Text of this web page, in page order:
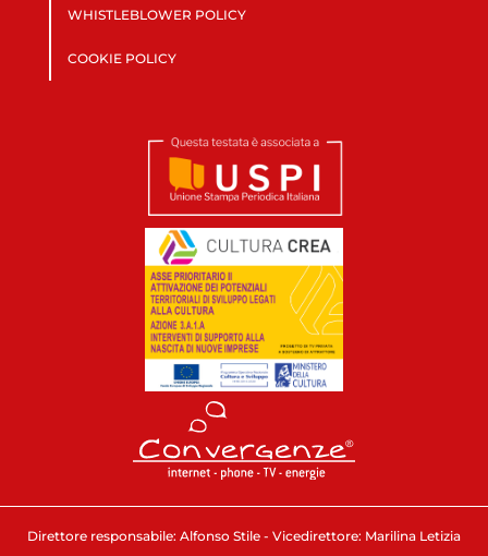
WHISTLEBLOWER POLICY
COOKIE POLICY
Direttore responsabile: Alfonso Stile - Vicedirettore: Marilina Letizia